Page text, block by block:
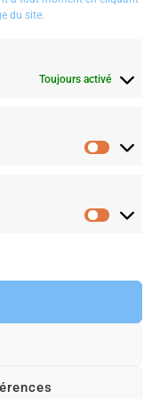
du site.
Toujours activé
25